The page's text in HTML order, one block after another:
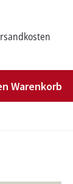
Warenkorb